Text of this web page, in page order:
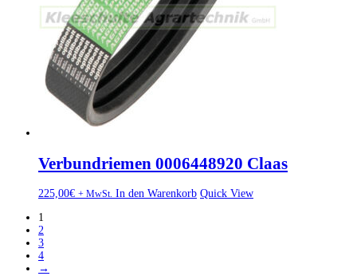
Verbundriemen 0006448920 Claas
225,00€ + MwSt. In den Warenkorb Quick View
1
2
3
4
→